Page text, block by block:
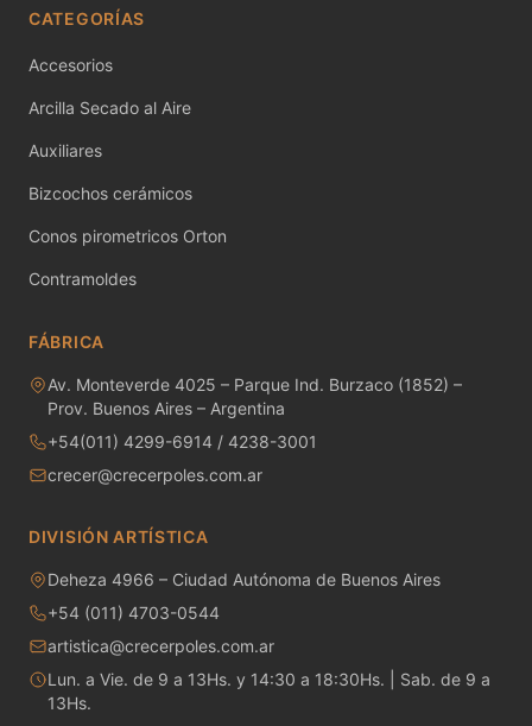
MAYCO NON FIRED PRODUCT ACCESSO
MAYCO POTTERY CASCADES
MAYCO RAKU GLAZES
MAYCO SPECKLED STROKE & COAT
MAYCO STONEWARE GLAZES
MAYCO STROKE & COAT
Metales preciosos y luestres
Minerales
CATEGORÍAS
Accesorios
Arcilla Secado al Aire
Auxiliares
Bizcochos cerámicos
Conos pirometricos Orton
Contramoldes
FÁBRICA
Av. Monteverde 4025 – Parque Ind. Burzaco (1852) –
Prov. Buenos Aires – Argentina
+54(011) 4299-6914 / 4238-3001
crecer@crecerpoles.com.ar
DIVISIÓN ARTÍSTICA
Deheza 4966 – Ciudad Autónoma de Buenos Aires
+54 (011) 4703-0544
artistica@crecerpoles.com.ar
Lun. a Vie. de 9 a 13Hs. y 14:30 a 18:30Hs. | Sab. de 9 a
13Hs.